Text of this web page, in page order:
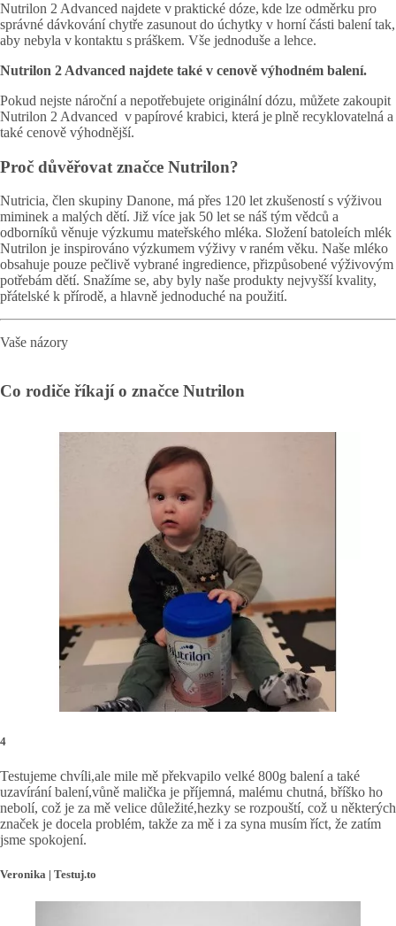
Nutrilon 2 Advanced najdete v praktické dóze, kde lze odměrku pro
správné dávkování chytře zasunout do úchytky v horní části balení tak,
aby nebyla v kontaktu s práškem. Vše jednoduše a lehce.
Nutrilon 2 Advanced najdete také v cenově výhodném balení.
Pokud nejste nároční a nepotřebujete originální dózu, můžete zakoupit
Nutrilon 2 Advanced v papírové krabici, která je plně recyklovatelná a
také cenově výhodnější.
Proč důvěřovat značce Nutrilon?
Nutricia, člen skupiny Danone, má přes 120 let zkušeností s výživou
miminek a malých dětí. Již více jak 50 let se náš tým vědců a
odborníků věnuje výzkumu mateřského mléka. Složení batoleích mlék
Nutrilon je inspirováno výzkumem výživy v raném věku. Naše mléko
obsahuje pouze pečlivě vybrané ingredience, přizpůsobené výživovým
potřebám dětí. Snažíme se, aby byly naše produkty nejvyšší kvality,
přátelské k přírodě, a hlavně jednoduché na použití.
Vaše názory
Co rodiče říkají o značce Nutrilon
4
Testujeme chvíli,ale mile mě překvapilo velké 800g balení a také
uzavírání balení,vůně malička je příjemná, malému chutná, bříško ho
nebolí, což je za mě velice důležité,hezky se rozpouští, což u některých
značek je docela problém, takže za mě i za syna musím říct, že zatím
jsme spokojení.
Veronika | Testuj.to